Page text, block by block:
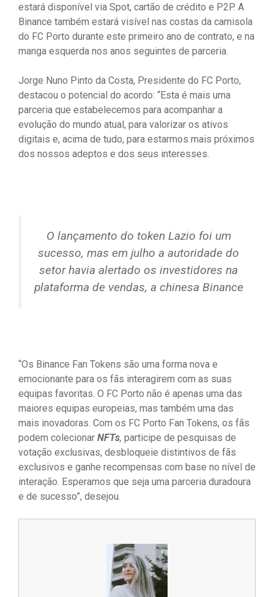
estará disponível via Spot, cartão de crédito e P2P. A
Binance também estará visível nas costas da camisola
do FC Porto durante este primeiro ano de contrato, e na
manga esquerda nos anos seguintes de parceria.
Jorge Nuno Pinto da Costa, Presidente do FC Porto,
destacou o potencial do acordo: “Esta é mais uma
parceria que estabelecemos para acompanhar a
evolução do mundo atual, para valorizar os ativos
digitais e, acima de tudo, para estarmos mais próximos
dos nossos adeptos e dos seus interesses.
O lançamento do token Lazio foi um
sucesso, mas em julho a autoridade do
setor havia alertado os investidores na
plataforma de vendas, a chinesa Binance
“Os Binance Fan Tokens são uma forma nova e
emocionante para os fãs interagirem com as suas
equipas favoritas. O FC Porto não é apenas uma das
maiores equipas europeias, mas também uma das
mais inovadoras. Com os FC Porto Fan Tokens, os fãs
podem colecionar NFTs, participe de pesquisas de
votação exclusivas, desbloqueie distintivos de fãs
exclusivos e ganhe recompensas com base no nível de
interação. Esperamos que seja uma parceria duradoura
e de sucesso”, desejou.